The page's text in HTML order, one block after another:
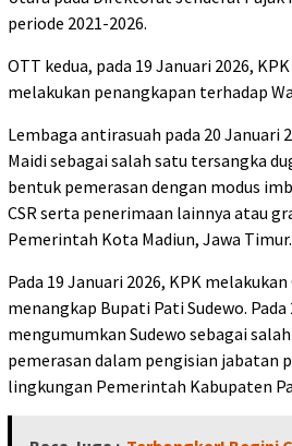
periode 2021-2026.
OTT kedua, pada 19 Januari 2026,
melakukan penangkapan terhadap
Lembaga antirasuah pada 20 Januari
Maidi sebagai salah satu tersangka
bentuk pemerasan dengan modus
CSR serta penerimaan lainnya atau
Pemerintah Kota Madiun, Jawa Timur.
Pada 19 Januari 2026, KPK
menangkap Bupati Pati Sudewo. Pada
mengumumkan Sudewo sebagai
pemerasan dalam pengisian jabatan
lingkungan Pemerintah Kabupaten